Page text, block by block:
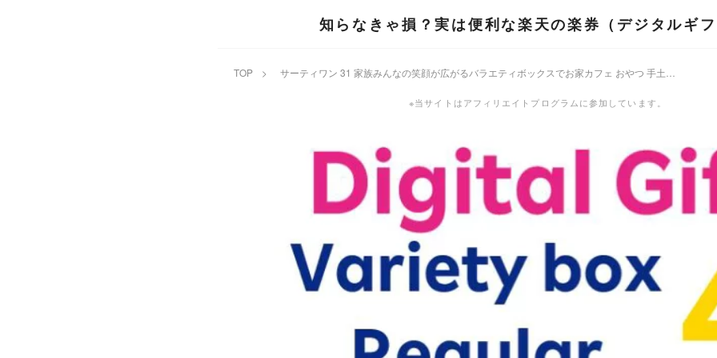
知らなきゃ損？実は便利な楽天の楽券（デジタルギ
TOP >
※当サイトはアフィリエイトプログラムに参加しています。